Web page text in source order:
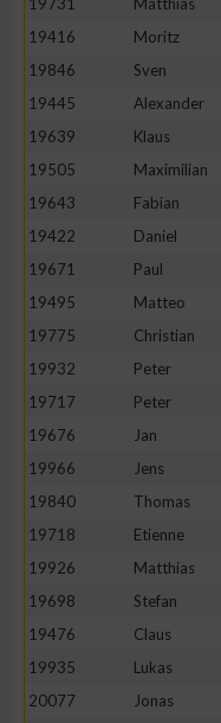
19416
Moritz
19846
Sven
19445
Alexander
19639
Klaus
19505
Maximilian
19643
Fabian
19422
Daniel
19671
Paul
19495
Matteo
19775
Christian
19932
Peter
19717
Peter
19676
Jan
19966
Jens
19840
Thomas
19718
Etienne
19926
Matthias
19698
Stefan
19476
Claus
19935
Lukas
20077
Jonas
Erstellung von Profilen
Messung der
Messung der
Analyse von
Entwicklung und
IAB-Besonderheiten:
Geräte anhand von
Nicht-IAB-